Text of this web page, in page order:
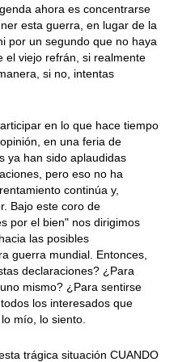
ahora es concentrarse
esta guerra, en lugar de la
por un segundo que no haya
el viejo refrán, si realmente
si no, intentas
en lo que hace tiempo
en una feria de
ya han sido aplaudidas
pero eso no ha
continúa y,
Bajo este coro de
por el bien" nos dirigimos
las posibles
guerra mundial. Entonces,
declaraciones? ¿Para
mismo? ¿Para sentirse
los interesados que
mío, lo siento.
trágica situación CUANDO